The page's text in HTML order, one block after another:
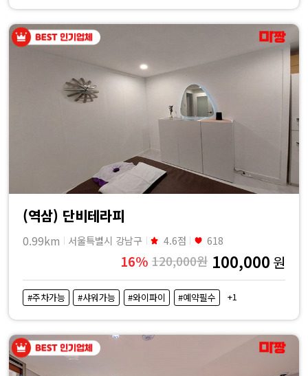
(역삼) 단비테라피
0.99km 서울특별시 강남구 4.6점 618
16% 120,000원 100,000 원
#주차가능 #샤워가능 #와이파이 #예약필수 +1